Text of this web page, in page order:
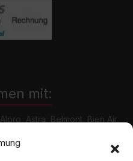
mit:
Astra, Belmont, Bien Air,
Faro, Gcomm, KaVo,
MK-Dent, NSK, Ophardt
Velopex, u.v.m